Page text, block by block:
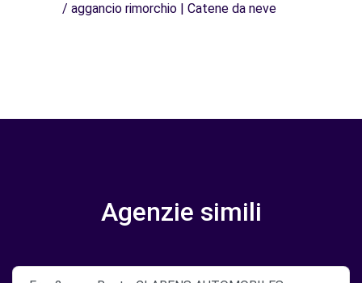
/ aggancio rimorchio | Catene da neve
Agenzie simili